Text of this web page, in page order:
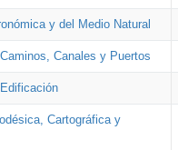
y del Medio Natural
Canales y Puertos
Cartográfica y